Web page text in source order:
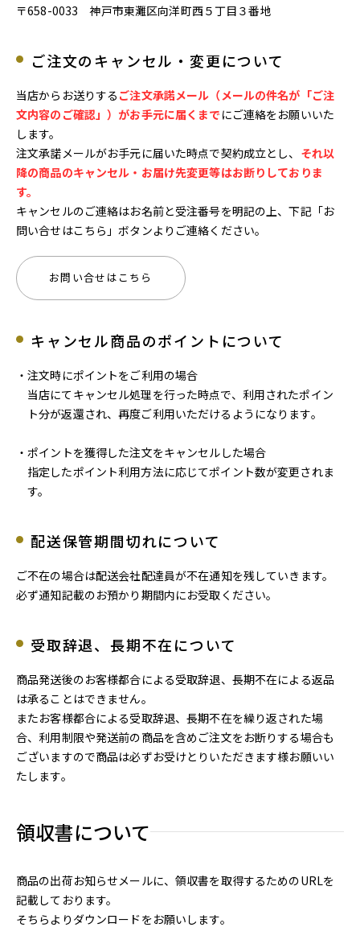
〒658-0033 神戸市東灘区向洋町西５丁目３番地
ご注文のキャンセル・変更について
当店からお送りする ご注文承諾メール（メールの件名が「ご注
文内容のご確認」）がお手元に届くまで にご連絡をお願いいた
します。
注文承諾メールがお手元に届いた時点で契約成立とし、 それ以
降の商品のキャンセル・お届け先変更等はお断りしておりま
す。
キャンセルのご連絡はお名前と受注番号を明記の上、下記「お
問い合せはこちら」ボタンよりご連絡ください。
お問い合せはこちら
キャンセル商品のポイントについて
・注文時にポイントをご利用の場合
当店にてキャンセル処理を行った時点で、利用されたポイン
ト分が返還され、再度ご利用いただけるようになります。
・ポイントを獲得した注文をキャンセルした場合
指定したポイント利用方法に応じてポイント数が変更されま
す。
配送保管期間切れについて
ご不在の場合は配送会社配達員が不在通知を残していきます。
必ず通知記載のお預かり期間内にお受取ください。
受取辞退、長期不在について
商品発送後のお客様都合による受取辞退、長期不在による返品
は承ることはできません。
またお客様都合による受取辞退、長期不在を繰り返された場
合、利用制限や発送前の商品を含めご注文をお断りする場合も
ございますので商品は必ずお受けとりいただきます様お願いい
たします。
領収書について
商品の出荷お知らせメールに、領収書を取得するためのURLを
記載しております。
そちらよりダウンロードをお願いします。